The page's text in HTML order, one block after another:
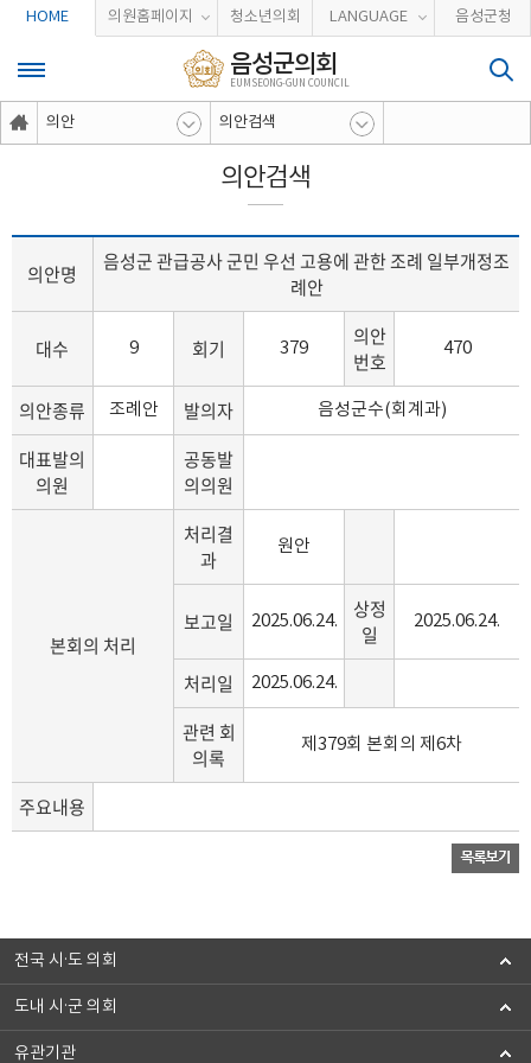
본문바로가기
음성군의회
EUMSEONG-GUN COUNCIL
HOME 의원홈페이지 청소년의회 LANGUAGE 음성군청
의안 의안검색
의안검색
의안명
음성군 관급공사 군민 우선 고용에 관한 조례 일부개정조
례안
대수 9 회기 379
의안
번호
470
의안종류 조례안 발의자 음성군수(회계과)
대표발의
의원
공동발
의의원
본회의 처리
처리결
과
원안
보고일 2025.06.24.
상정
일
2025.06.24.
처리일 2025.06.24.
관련 회
의록
제379회 본회의 제6차
주요내용
전국 시·도 의회
도내 시·군 의회
유관기관